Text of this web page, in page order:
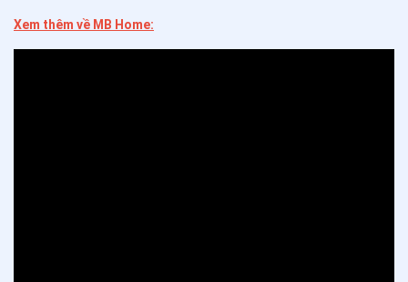
Xem thêm về MB Home: